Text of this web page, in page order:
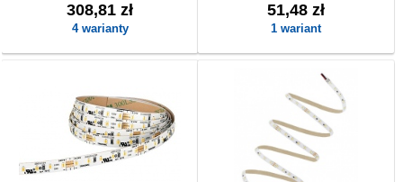
308,81 zł
4 warianty
51,48 zł
1 wariant